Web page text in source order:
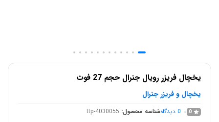
یخچال فریزر رویال جنرال حجم 27 فوت
یخچال و فریزر جنرال
0
0 دیدگاهشناسه محصول: ttp-4030055